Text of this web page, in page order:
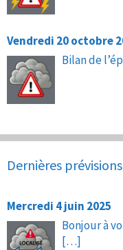
Vendredi 20 octobre
Bilan de
Dernières
Mercredi 4 juin 2025
Bonjour à
[…]